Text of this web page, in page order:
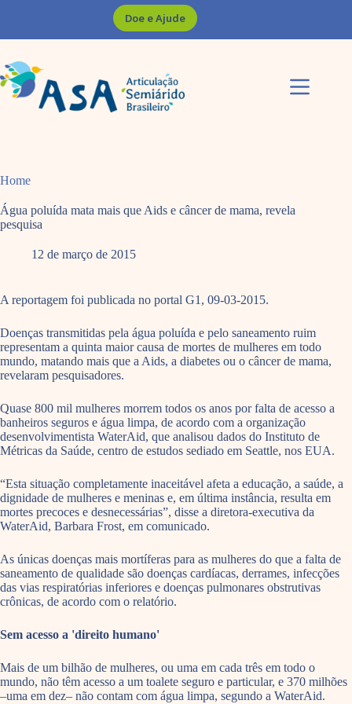
Doe e Ajude
Home
Água poluída mata mais que Aids e câncer de mama, revela
pesquisa
12 de março de 2015
A reportagem foi publicada no portal G1, 09-03-2015.
Doenças transmitidas pela água poluída e pelo saneamento ruim
representam a quinta maior causa de mortes de mulheres em todo
mundo, matando mais que a Aids, a diabetes ou o câncer de mama,
revelaram pesquisadores.
Quase 800 mil mulheres morrem todos os anos por falta de acesso a
banheiros seguros e água limpa, de acordo com a organização
desenvolvimentista WaterAid, que analisou dados do Instituto de
Métricas da Saúde, centro de estudos sediado em Seattle, nos EUA.
“Esta situação completamente inaceitável afeta a educação, a saúde, a
dignidade de mulheres e meninas e, em última instância, resulta em
mortes precoces e desnecessárias”, disse a diretora-executiva da
WaterAid, Barbara Frost, em comunicado.
As únicas doenças mais mortíferas para as mulheres do que a falta de
saneamento de qualidade são doenças cardíacas, derrames, infecções
das vias respiratórias inferiores e doenças pulmonares obstrutivas
crônicas, de acordo com o relatório.
Sem acesso a 'direito humano'
Mais de um bilhão de mulheres, ou uma em cada três em todo o
mundo, não têm acesso a um toalete seguro e particular, e 370 milhões
–uma em dez– não contam com água limpa, segundo a WaterAid.